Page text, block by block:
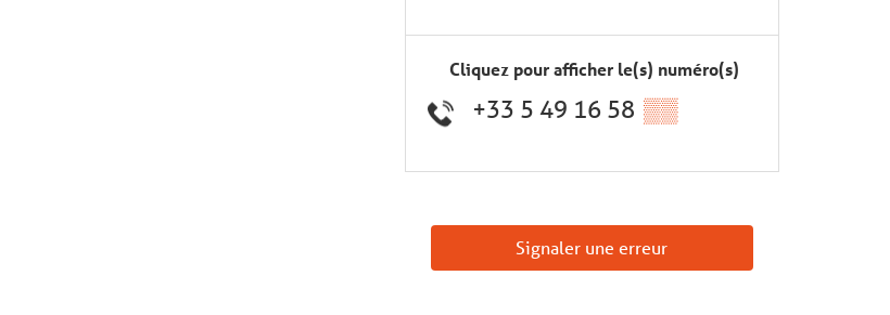
Cliquez pour afficher le(s) numéro(s)
+33 5 49 16 58 ▒▒
Signaler une erreur